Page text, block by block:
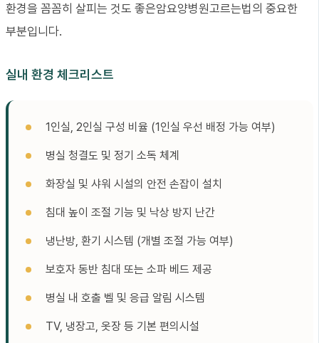
환경을 꼼꼼히 살피는 것도 좋은암요양병원고르는법의 중요한
부분입니다.
실내 환경 체크리스트
1인실, 2인실 구성 비율 (1인실 우선 배정 가능 여부)
병실 청결도 및 정기 소독 체계
화장실 및 샤워 시설의 안전 손잡이 설치
침대 높이 조절 기능 및 낙상 방지 난간
냉난방, 환기 시스템 (개별 조절 가능 여부)
보호자 동반 침대 또는 소파 베드 제공
병실 내 호출 벨 및 응급 알림 시스템
TV, 냉장고, 옷장 등 기본 편의시설